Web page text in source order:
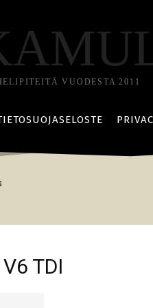
VUODESTA 2011
TDI